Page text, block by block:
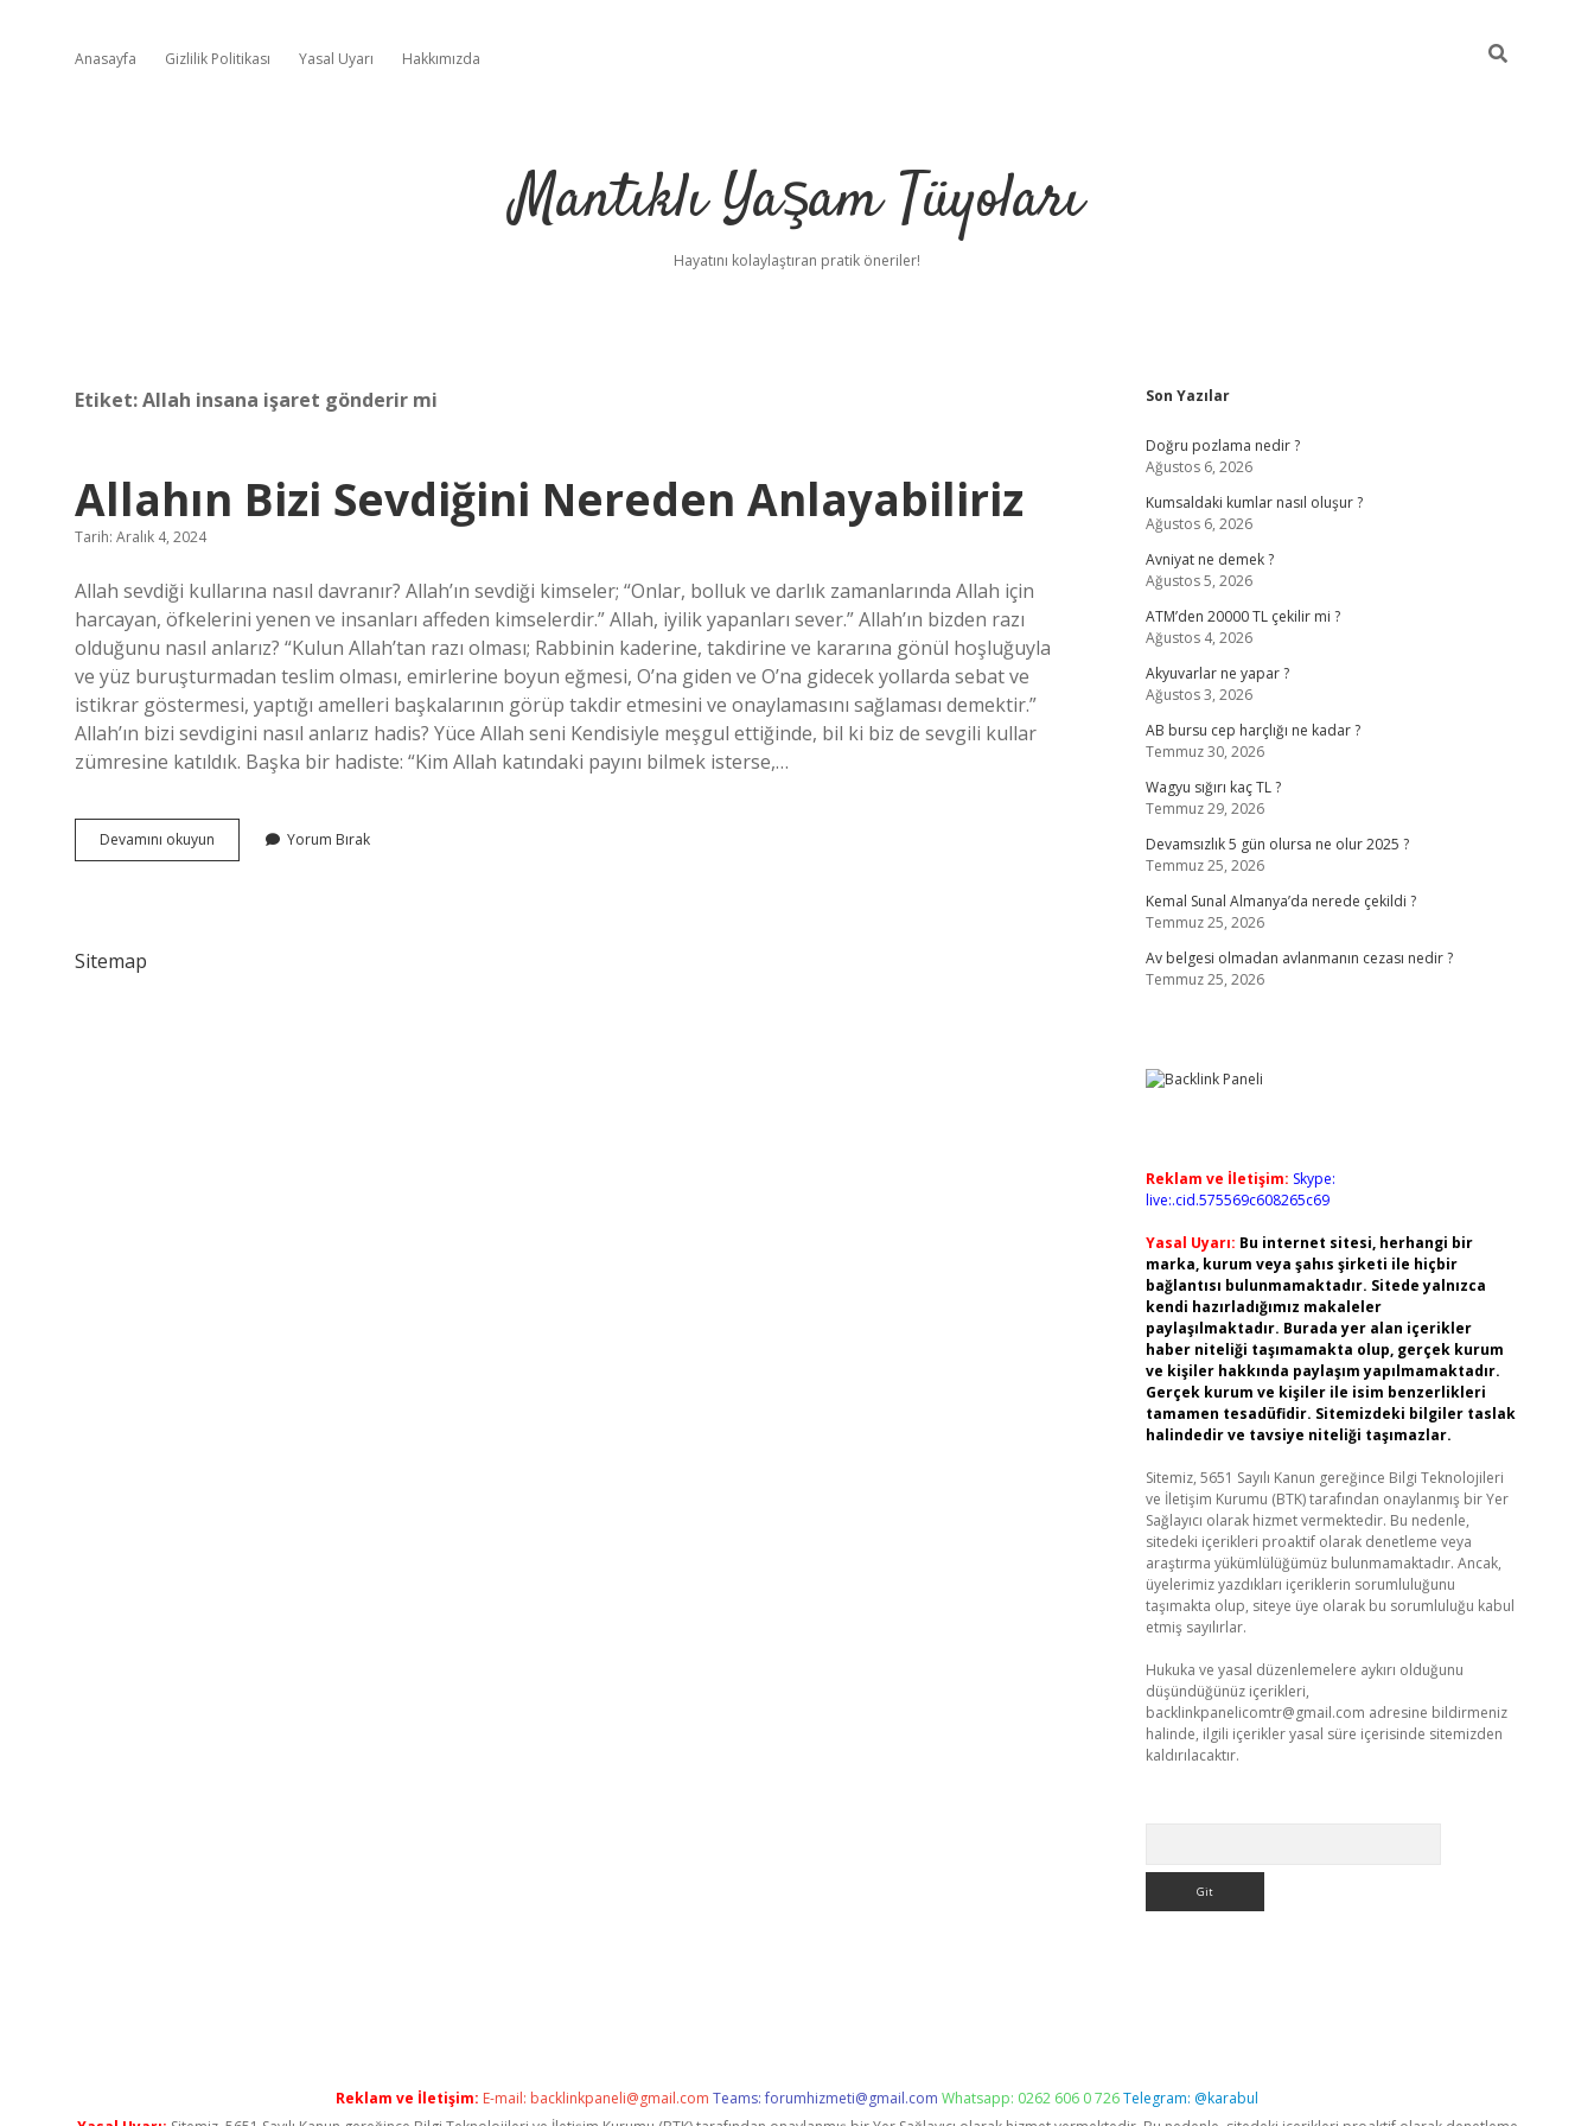
Anasayfa Gizlilik Politikası Yasal Uyarı Hakkımızda
Mantıklı Yaşam Tüyoları
Hayatını kolaylaştıran pratik öneriler!
Etiket:Allah insana işaret gönderir mi
Allahın Bizi Sevdiğini Nereden Anlayabiliriz
Tarih: Aralık 4, 2024
Allah sevdiği kullarına nasıl davranır? Allah’ın sevdiği kimseler; “Onlar, bolluk ve darlık zamanlarında Allah için
harcayan, öfkelerini yenen ve insanları affeden kimselerdir.” Allah, iyilik yapanları sever.” Allah’ın bizden razı
olduğunu nasıl anlarız? “Kulun Allah’tan razı olması; Rabbinin kaderine, takdirine ve kararına gönül hoşluğuyla
ve yüz buruşturmadan teslim olması, emirlerine boyun eğmesi, O’na giden ve O’na gidecek yollarda sebat ve
istikrar göstermesi, yaptığı amelleri başkalarının görüp takdir etmesini ve onaylamasını sağlaması demektir.”
Allah’ın bizi sevdigini nasıl anlarız hadis? Yüce Allah seni Kendisiyle meşgul ettiğinde, bil ki biz de sevgili kullar
zümresine katıldık. Başka bir hadiste: “Kim Allah katındaki payını bilmek isterse,…
Devamını okuyun
Bizi
Yorum Bırak
Sitemap
Sidebar
Son Yazılar
Doğru pozlama nedir ?
Ağustos 6, 2026
Kumsaldaki kumlar nasıl oluşur ?
Ağustos 6, 2026
Avniyat ne demek ?
Ağustos 5, 2026
ATM’den 20000 TL çekilir mi ?
Ağustos 4, 2026
Akyuvarlar ne yapar ?
Ağustos 3, 2026
AB bursu cep harçlığı ne kadar ?
Temmuz 30, 2026
Wagyu sığırı kaç TL ?
Temmuz 29, 2026
Devamsızlık 5 gün olursa ne olur 2025 ?
Temmuz 25, 2026
Kemal Sunal Almanya’da nerede çekildi ?
Temmuz 25, 2026
Av belgesi olmadan avlanmanın cezası nedir ?
Temmuz 25, 2026
Reklam ve İletişim: Skype:
live:.cid.575569c608265c69
Yasal Uyarı: Bu internet sitesi, herhangi bir
marka, kurum veya şahıs şirketi ile hiçbir
bağlantısı bulunmamaktadır. Sitede yalnızca
kendi hazırladığımız makaleler
paylaşılmaktadır. Burada yer alan içerikler
haber niteliği taşımamakta olup, gerçek kurum
ve kişiler hakkında paylaşım yapılmamaktadır.
Gerçek kurum ve kişiler ile isim benzerlikleri
tamamen tesadüfidir. Sitemizdeki bilgiler taslak
halindedir ve tavsiye niteliği taşımazlar.
Sitemiz, 5651 Sayılı Kanun gereğince Bilgi Teknolojileri
ve İletişim Kurumu (BTK) tarafından onaylanmış bir Yer
Sağlayıcı olarak hizmet vermektedir. Bu nedenle,
sitedeki içerikleri proaktif olarak denetleme veya
araştırma yükümlülüğümüz bulunmamaktadır. Ancak,
üyelerimiz yazdıkları içeriklerin sorumluluğunu
taşımakta olup, siteye üye olarak bu sorumluluğu kabul
etmiş sayılırlar.
Hukuka ve yasal düzenlemelere aykırı olduğunu
düşündüğünüz içerikleri,
backlinkpanelicomtr@gmail.com adresine bildirmeniz
halinde, ilgili içerikler yasal süre içerisinde sitemizden
kaldırılacaktır.
Reklam ve İletişim: E-mail: backlinkpaneli@gmail.com Teams:forumhizmeti@gmail.com Whatsapp: 0262 606 0 726Telegram: @karabul